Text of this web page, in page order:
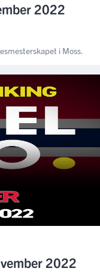
2022
i Moss.
2022